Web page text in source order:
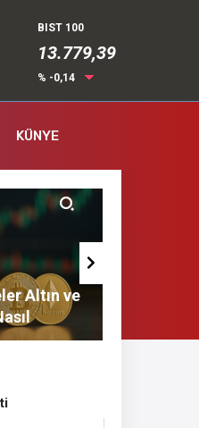
BIST 100
13.779,39
% -0,14
KÜNYE
Altın ve